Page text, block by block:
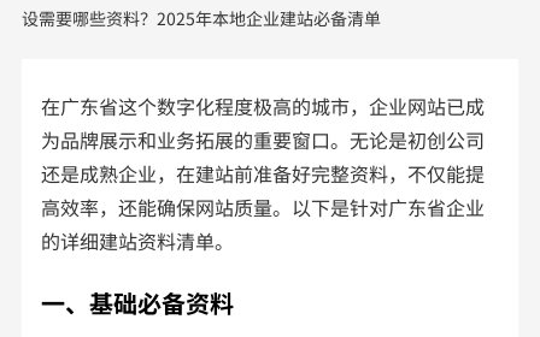
设需要哪些资料？2025年本地企业建站必备清单
在广东省这个数字化程度极高的城市，企业网站已成
为品牌展示和业务拓展的重要窗口。无论是初创公司
还是成熟企业，在建站前准备好完整资料，不仅能提
高效率，还能确保网站质量。以下是针对广东省企业
的详细建站资料清单。
一、基础必备资料